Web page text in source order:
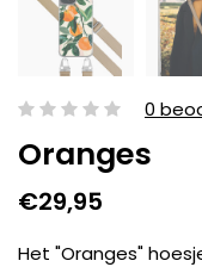
0
Oranges
€29,95
Het "Oranges"